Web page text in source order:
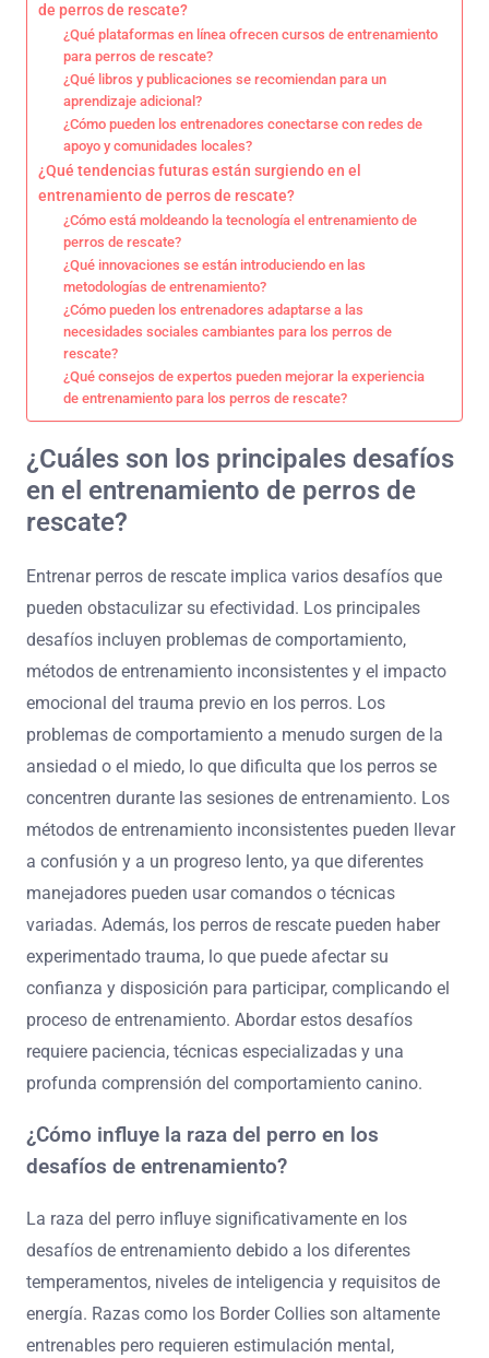
de perros de rescate?
¿Qué plataformas en línea ofrecen cursos de entrenamiento
para perros de rescate?
¿Qué libros y publicaciones se recomiendan para un
aprendizaje adicional?
¿Cómo pueden los entrenadores conectarse con redes de
apoyo y comunidades locales?
¿Qué tendencias futuras están surgiendo en el
entrenamiento de perros de rescate?
¿Cómo está moldeando la tecnología el entrenamiento de
perros de rescate?
¿Qué innovaciones se están introduciendo en las
metodologías de entrenamiento?
¿Cómo pueden los entrenadores adaptarse a las
necesidades sociales cambiantes para los perros de
rescate?
¿Qué consejos de expertos pueden mejorar la experiencia
de entrenamiento para los perros de rescate?
¿Cuáles son los principales desafíos
en el entrenamiento de perros de
rescate?
Entrenar perros de rescate implica varios desafíos que
pueden obstaculizar su efectividad. Los principales
desafíos incluyen problemas de comportamiento,
métodos de entrenamiento inconsistentes y el impacto
emocional del trauma previo en los perros. Los
problemas de comportamiento a menudo surgen de la
ansiedad o el miedo, lo que dificulta que los perros se
concentren durante las sesiones de entrenamiento. Los
métodos de entrenamiento inconsistentes pueden llevar
a confusión y a un progreso lento, ya que diferentes
manejadores pueden usar comandos o técnicas
variadas. Además, los perros de rescate pueden haber
experimentado trauma, lo que puede afectar su
confianza y disposición para participar, complicando el
proceso de entrenamiento. Abordar estos desafíos
requiere paciencia, técnicas especializadas y una
profunda comprensión del comportamiento canino.
¿Cómo influye la raza del perro en los
desafíos de entrenamiento?
La raza del perro influye significativamente en los
desafíos de entrenamiento debido a los diferentes
temperamentos, niveles de inteligencia y requisitos de
energía. Razas como los Border Collies son altamente
entrenables pero requieren estimulación mental,